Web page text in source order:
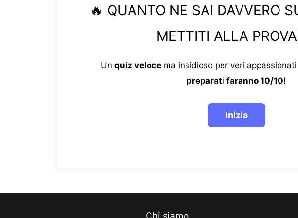
🔥 QUANTO NE SAI DAVVERO
METTITI ALLA
Un quiz velocema insidioso per veri
preparati faranno 10/10!